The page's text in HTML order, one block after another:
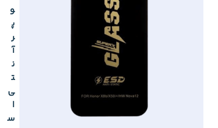
و
پ
ر
آ
ن
ت
ی
ا
س